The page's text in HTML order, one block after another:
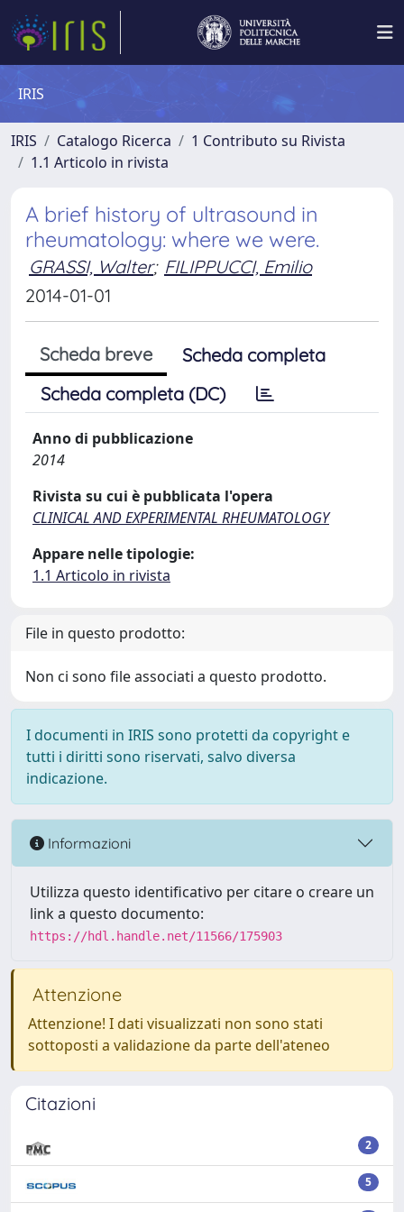
IRIS
IRIS Catalogo Ricerca
1 Contributo su Rivista
1.1 Articolo in rivista
A brief history of ultrasound in
rheumatology: where we were.
GRASSI, Walter; FILIPPUCCI, Emilio
2014-01-01
Scheda breve
Scheda completa
Scheda completa (DC)
Anno di pubblicazione
2014
Rivista su cui è pubblicata l'opera
CLINICAL AND EXPERIMENTAL RHEUMATOLOGY
Appare nelle tipologie:
1.1 Articolo in rivista
File in questo prodotto:
Non ci sono file associati a questo prodotto.
I documenti in IRIS sono protetti da copyright e
tutti i diritti sono riservati, salvo diversa
indicazione.
Informazioni
Utilizza questo identificativo per citare o creare un
link a questo documento:
https://hdl.handle.net/11566/175903
Attenzione
Attenzione! I dati visualizzati non sono stati
sottoposti a validazione da parte dell'ateneo
Citazioni
2
5